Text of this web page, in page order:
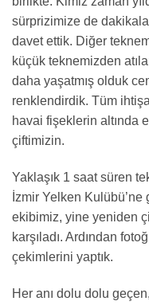
sürprizimize de
davet ettik. Diğer
küçük teknemizden
daha yaşatmış olduk
renklendirdik. Tüm
havai fişeklerin altında
çiftimizin.
Yaklaşık 1 saat süren
İzmir Yelken
ekibimiz, yine yeniden
karşıladı. Ardından
çekimlerini yaptık.
Her anı dolu dolu